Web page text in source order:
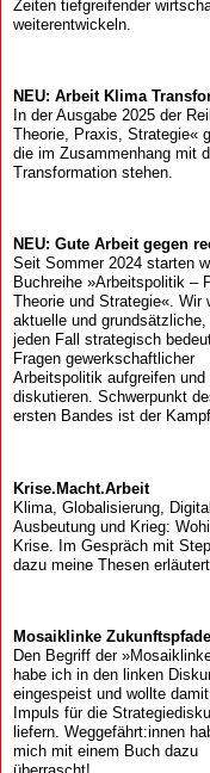
Zeiten tiefgreifender
weiterentwickeln.
NEU: Arbeit Klima
In der Ausgabe 2025 der
Theorie, Praxis, Strategie«
die im Zusammenhang mit
Transformation stehen.
NEU: Gute Arbeit gegen
Seit Sommer 2024 starten
Buchreihe »Arbeitspolitik –
Theorie und Strategie«. Wir
aktuelle und grundsätzliche,
jeden Fall strategisch
Fragen gewerkschaftlicher
Arbeitspolitik aufgreifen und
diskutieren. Schwerpunkt
ersten Bandes ist der
Krise.Macht.Arbeit
Klima, Globalisierung,
Ausbeutung und Krieg:
Krise. Im Gespräch mit
dazu meine Thesen erläutert.
Mosaik­linke Zukunfts­pfade
Den Begriff der
habe ich in den linken
eingespeist und wollte
Impuls für die
liefern. Weggefährt:innen
mich mit einem Buch dazu